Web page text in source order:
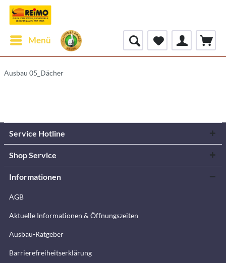
Menü
Ausbau 05_Dächer
Service Hotline
Shop Service
Informationen
AGB
Aktuelle Informationen & Öffnungszeiten
Ausbau-Ratgeber
Barrierefreiheitserklärung